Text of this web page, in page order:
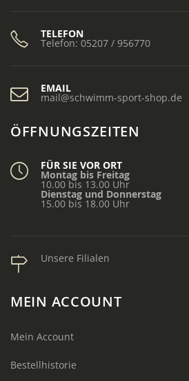
TELEFON
Telefon: 05207 / 956770
EMAIL
mail@schwimm-sport-shop.de
ÖFFNUNGSZEITEN
FÜR SIE VOR ORT
Montag bis Freitag
10.00 bis 13.00 Uhr
Dienstag und Donnerstag
15.00 bis 18.00 Uhr
Unsere Filialen
MEIN ACCOUNT
Mein Account
Bestellhistorie